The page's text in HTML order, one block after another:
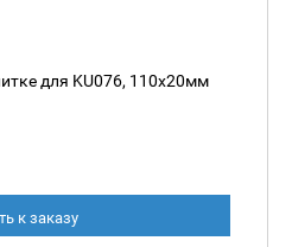
для KU076, 110х20мм
к заказу